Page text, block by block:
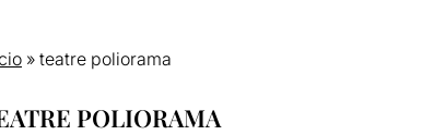
» teatre poliorama
POLIORAMA